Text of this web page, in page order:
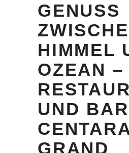
GENUSS
HIMMEL
OZEAN –
UND
GRAND